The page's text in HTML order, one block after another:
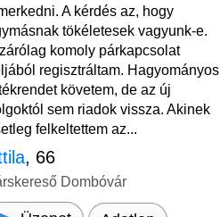
A kérdés az, hogy
tökéletesek vagyunk-e.
komoly párkapcsolat
regisztráltam. Hagyományos
követem, de az új
sem riadok vissza. Akinek
felkeltettem az...
, 66
Dombóvár